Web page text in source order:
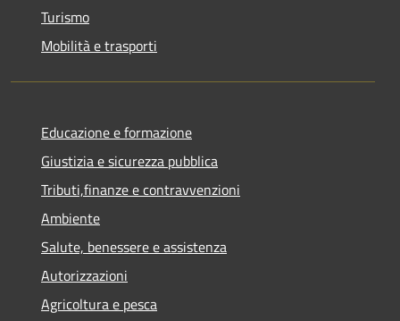
Turismo
Mobilità e trasporti
Educazione e formazione
Giustizia e sicurezza pubblica
Tributi,finanze e contravvenzioni
Ambiente
Salute, benessere e assistenza
Autorizzazioni
Agricoltura e pesca